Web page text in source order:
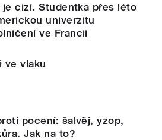
je cizí. Studentka přes léto
univerzitu
ve Francii
ve vlaku
pocení: šalvěj, yzop,
Jak na to?